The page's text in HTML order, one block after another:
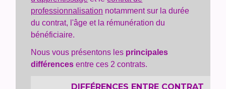
professionnalisation notamment sur la durée
du contrat, l'âge et la rémunération du
bénéficiaire.
Nous vous présentons les principales
différences entre ces 2 contrats.
DIFFÉRENCES ENTRE CONTRAT